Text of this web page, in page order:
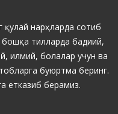
қулай нарҳларда сотиб
бошқа тилларда бадиий,
илмий, болалар учун ва
буюртма беринг.
етказиб берамиз.